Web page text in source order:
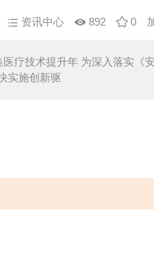
资讯中心 892 0
医疗技术提升年 为深入落实《
实施创新驱